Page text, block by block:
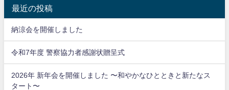
最近の投稿
納涼会を開催しました
令和7年度 警察協力者感謝状贈呈式
2026年 新年会を開催しました 〜和やかなひとときと新たなス
タート〜